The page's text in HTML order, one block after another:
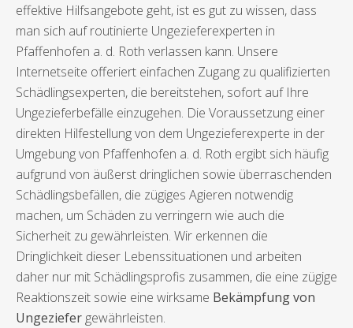
effektive Hilfsangebote geht, ist es gut zu wissen, dass
man sich auf routinierte Ungezieferexperten in
Pfaffenhofen a. d. Roth verlassen kann. Unsere
Internetseite offeriert einfachen Zugang zu qualifizierten
Schädlingsexperten, die bereitstehen, sofort auf Ihre
Ungezieferbefälle einzugehen. Die Voraussetzung einer
direkten Hilfestellung von dem Ungezieferexperte in der
Umgebung von Pfaffenhofen a. d. Roth ergibt sich häufig
aufgrund von äußerst dringlichen sowie überraschenden
Schädlingsbefällen, die zügiges Agieren notwendig
machen, um Schäden zu verringern wie auch die
Sicherheit zu gewährleisten. Wir erkennen die
Dringlichkeit dieser Lebenssituationen und arbeiten
daher nur mit Schädlingsprofis zusammen, die eine zügige
Reaktionszeit sowie eine wirksame Bekämpfung von
Ungeziefer gewährleisten.